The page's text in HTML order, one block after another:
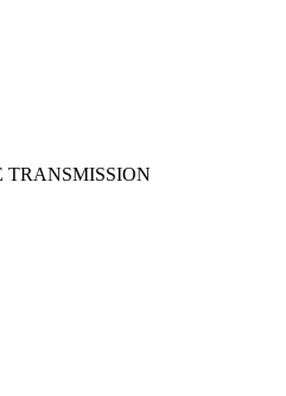
TRANSMISSION